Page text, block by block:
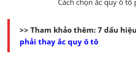
Cách chọn ắc quy ô tô
>> Tham khảo thêm: 7 dấu
phải thay ắc quy ô tô